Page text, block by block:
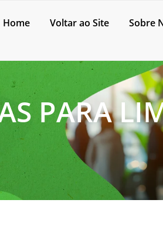
Home Voltar ao Site Sobre
PARA